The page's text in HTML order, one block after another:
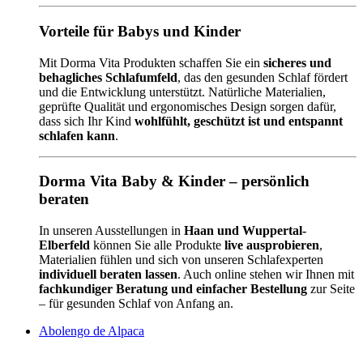
Vorteile für Babys und Kinder
Mit Dorma Vita Produkten schaffen Sie ein sicheres und
behagliches Schlafumfeld, das den gesunden Schlaf fördert
und die Entwicklung unterstützt. Natürliche Materialien,
geprüfte Qualität und ergonomisches Design sorgen dafür,
dass sich Ihr Kind wohlfühlt, geschützt ist und entspannt
schlafen kann.
Dorma Vita Baby & Kinder – persönlich
beraten
In unseren Ausstellungen in Haan und Wuppertal-
Elberfeld können Sie alle Produkte live ausprobieren,
Materialien fühlen und sich von unseren Schlafexperten
individuell beraten lassen. Auch online stehen wir Ihnen mit
fachkundiger Beratung und einfacher Bestellung zur Seite
– für gesunden Schlaf von Anfang an.
Abolengo de Alpaca